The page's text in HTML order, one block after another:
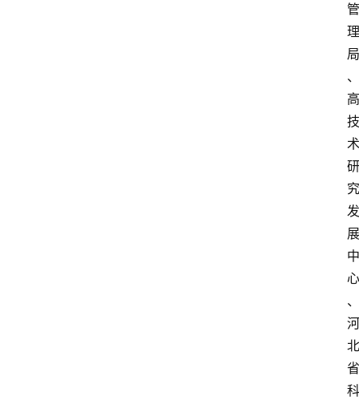
管
理
局
、
高
技
术
研
究
发
展
中
心
、
河
北
省
科